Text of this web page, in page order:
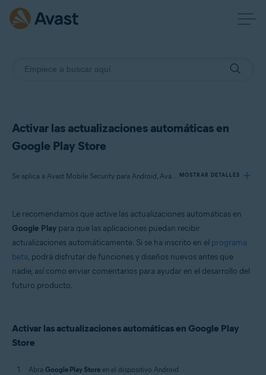
Activar las actualizaciones automáticas en
Google Play Store
Se aplica a Avast Mobile Security para Android, Avast SecureLine VPN para Android, Avast Cleanup para Android, Avast Passwords para Android, Avast Battery Saver para Android MOSTRAR DETALLES
Avast SecureLine VPN 6.x para Android
Avast Cleanup 5.x para Android
Avast Passwords 1.x para Android
depende del producto
Le recomendamos que active las actualizaciones automáticas en
Google Play para que las aplicaciones puedan recibir
actualizaciones automáticamente. Si se ha inscrito en el programa
beta, podrá disfrutar de funciones y diseños nuevos antes que
nadie, así como enviar comentarios para ayudar en el desarrollo del
futuro producto.
Activar las actualizaciones automáticas en Google Play
Store
Abra Google Play Store en el dispositivo Android.